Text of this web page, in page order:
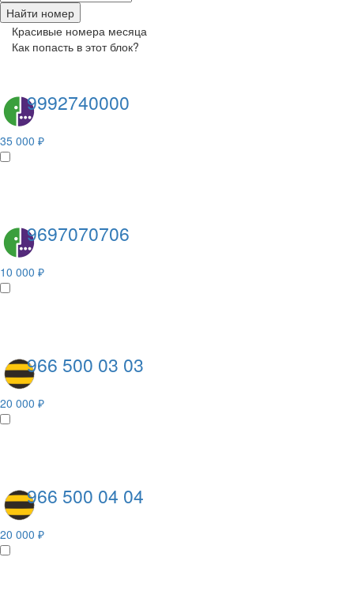
Найти номер
Красивые номера месяца
Как попасть в этот блок?
9992740000
35 000 ₽
9697070706
10 000 ₽
966 500 03 03
20 000 ₽
966 500 04 04
20 000 ₽